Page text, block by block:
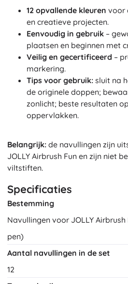
12 opvallende kleuren voor
en creatieve projecten.
Eenvoudig in gebruik –
plaatsen en beginnen met
Veilig en gecertificeerd –
markering.
Tips voor gebruik: sluit na
de originele doppen;
zonlicht; beste resultaten
oppervlakken.
Belangrijk: de navullingen zijn
JOLLY Airbrush Fun en zijn niet
viltstiften.
Specificaties
Bestemming
Navullingen voor JOLLY
pen)
Aantal navullingen in de set
12